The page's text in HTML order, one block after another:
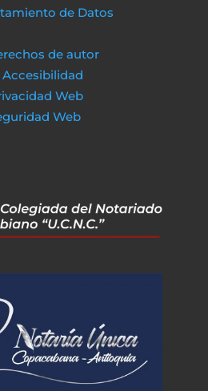
de Datos
de autor
Accesibilidad
Web
Web